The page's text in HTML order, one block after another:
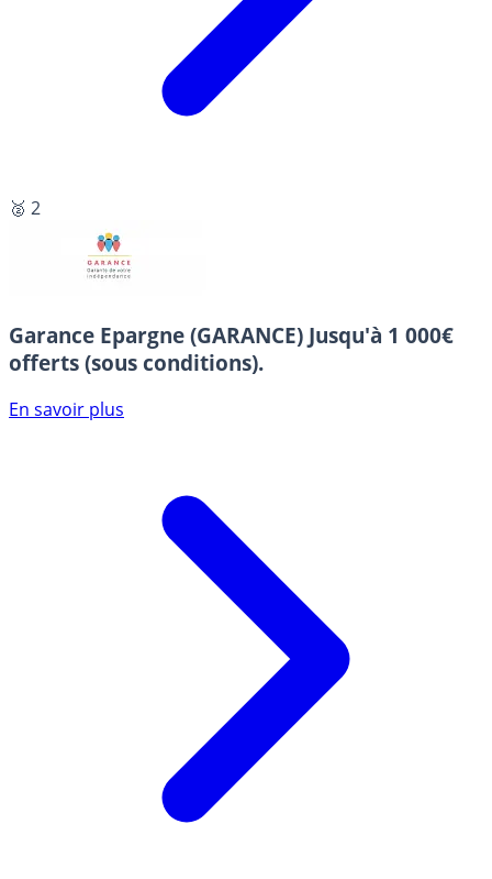
🥈 2
Garance Epargne (GARANCE) Jusqu'à 1 000€
offerts (sous conditions).
En savoir plus